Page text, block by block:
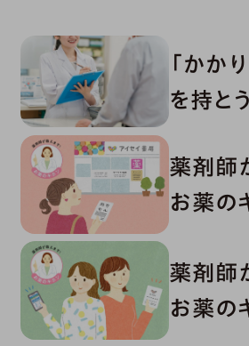
「かか
を持と
薬剤師
お薬の
る？処
を解説
薬剤師
お薬の